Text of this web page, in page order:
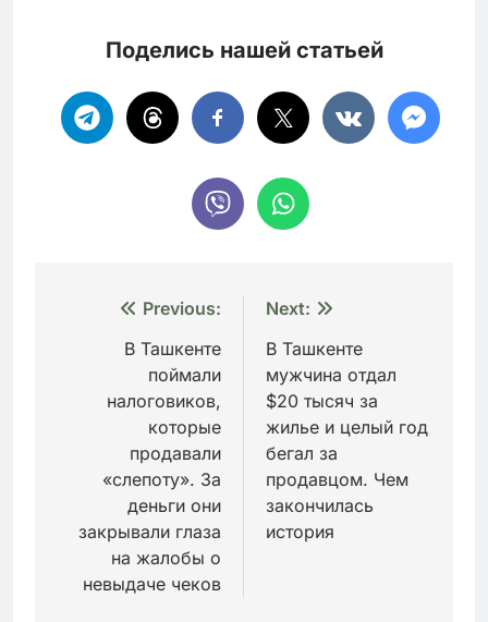
Поделись нашей статьей
Навигация
записям
Previous:
В Ташкенте
поймали
налоговиков,
которые
продавали
«слепоту». За
деньги они
закрывали глаза
на жалобы о
невыдаче чеков
Next:
В Ташкенте
мужчина отдал
$20 тысяч за
жилье и целый год
бегал за
продавцом. Чем
закончилась
история